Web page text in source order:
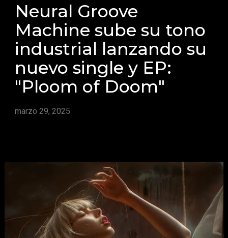
Neural Groove
Machine sube su tono
industrial lanzando su
nuevo single y EP:
"Ploom of Doom"
marzo 29, 2025